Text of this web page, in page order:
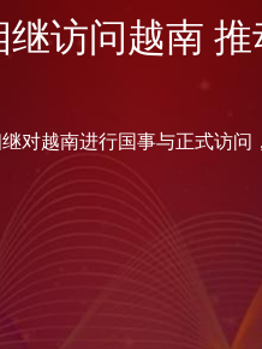
访问越南
对越南进行国事与正式访